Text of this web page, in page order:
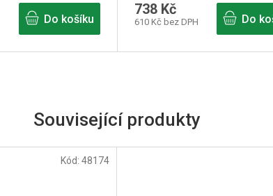
Související produkty
Kód: 48174
Do košíku 610 Kč bez DPH
738 Kč
Do